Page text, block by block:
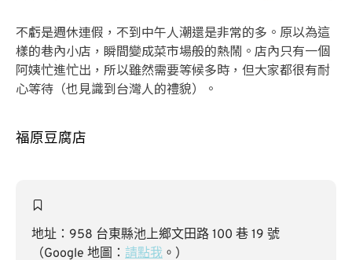
不虧是週休連假，不到中午人潮還是非常的多。原以為這
樣的巷內小店，瞬間變成菜市場般的熱鬧。店內只有一個
阿姨忙進忙出，所以雖然需要等候多時，但大家都很有耐
心等待（也見識到台灣人的禮貌）。
福原豆腐店
地址：958 台東縣池上鄉文田路 100 巷 19 號
（Google 地圖： 請點我 。）